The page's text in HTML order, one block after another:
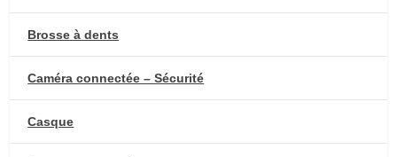
Brosse à dents
Caméra connectée – Sécurité
Casque